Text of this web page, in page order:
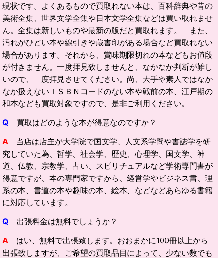
現状です。よくあるもので買取れない本は、百科辞典や昔の
美術全集、世界文学全集や日本文学全集などは買い取れませ
ん。全集は新しいものや最新の版だと買取れます。 また、
汚れがひどい本や線引きや蔵書印がある場合など買取れない
場合があります。それから、賞味期限切れの本などもお値段
が付きません。一度拝見致しませんと、なかなか判断が難し
いので、一度拝見させてください。尚、大手や素人ではなか
なか扱えないＩＳＢＮコードのない本や戦前の本、江戸期の
和本なども買取対象ですので、是非ご利用ください。
Q
買取はどのような本が得意なのですか？
A
当店は店主が大学院で国文学、人文系学問や書誌学を研
究していた為、哲学、社会学、歴史、心理学、国文学、神
道、仏教、宗教学、占い、スピリチュアルなど学術専門書が
得意ですが、本の専門家ですから、経営学やビジネス書、理
系の本、書道の本や趣味の本、絵本、などなどあらゆる書籍
に対応しています。
Q 出張料金は無料でしょうか？
A はい、無料で出張致します。おおまかに100冊以上から
出張致しますが、ご希望の買取品目によって、少ない数でも